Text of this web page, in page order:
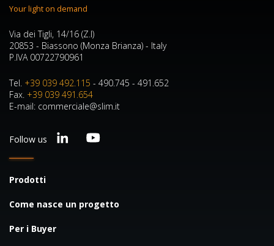
Your light on demand
Via dei Tigli, 14/16 (Z.I)
20853 - Biassono (Monza Brianza) - Italy
P.IVA 00722790961
Tel. +39 039 492.115 - 490.745 - 491.652
Fax. +39 039 491.654
E-mail: commerciale@slim.it
Follow us
Prodotti
Come nasce un progetto
Per i Buyer